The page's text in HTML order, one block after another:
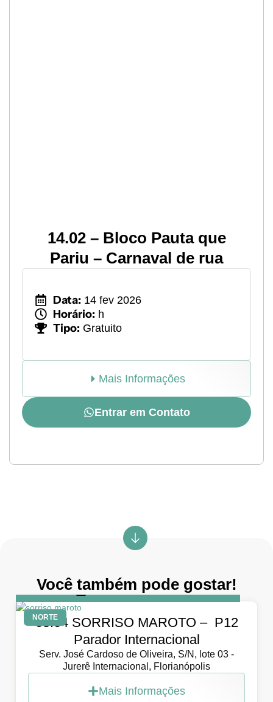
14.02 – Bloco Pauta que
Pariu – Carnaval de rua
Data: 14 fev 2026
Horário: h
Tipo: Gratuito
Mais Informações
Entrar em Contato
Você também pode gostar!
NORTE
DIA5 de abril de 2026
05.04 SORRISO MAROTO – P12
Parador Internacional
Serv. José Cardoso de Oliveira, S/N, lote 03 -
Jurerê Internacional, Florianópolis
Mais Informações